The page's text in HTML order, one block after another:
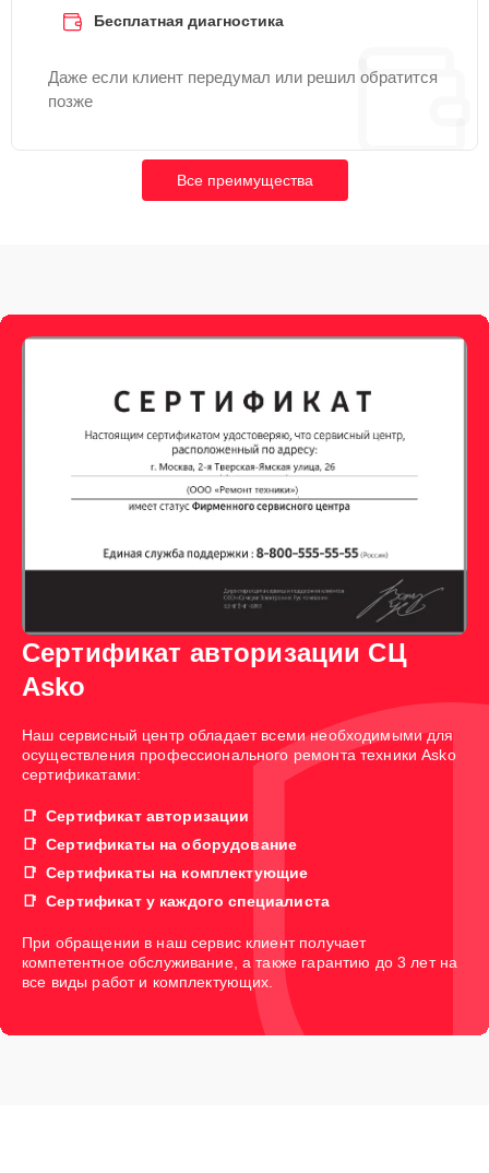
Бесплатная диагностика
Даже если клиент передумал или решил обратится
позже
Все преимущества
Сертификат авторизации СЦ
Asko
Наш сервисный центр обладает всеми необходимыми для
осуществления профессионального ремонта техники Asko
сертификатами:
Сертификат авторизации
Сертификаты на оборудование
Сертификаты на комплектующие
Сертификат у каждого специалиста
При обращении в наш сервис клиент получает
компетентное обслуживание, а также гарантию до 3 лет на
все виды работ и комплектующих.